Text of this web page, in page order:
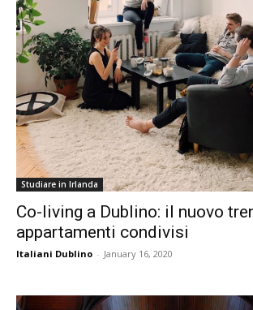
Studiare in Irlanda
Co-living a Dublino: il nuovo
appartamenti condivisi
Italiani Dublino - January 16, 2020